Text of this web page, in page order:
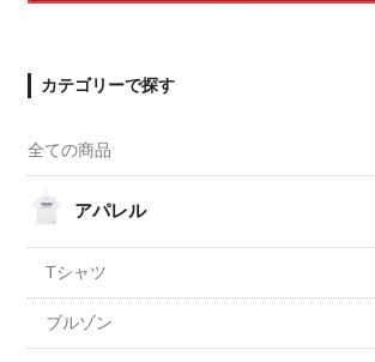
カテゴリーで探す
全ての商品
アパレル
Tシャツ
ブルゾン